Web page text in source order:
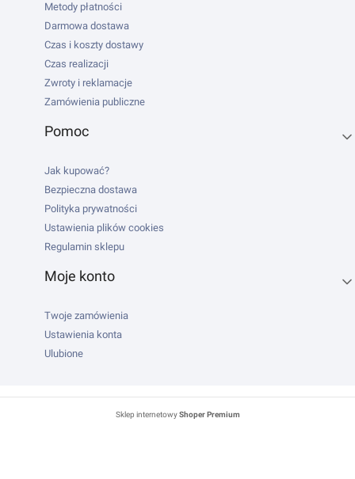
Metody płatności
Darmowa dostawa
Czas i koszty dostawy
Czas realizacji
Zwroty i reklamacje
Zamówienia publiczne
Pomoc
Jak kupować?
Bezpieczna dostawa
Polityka prywatności
Ustawienia plików cookies
Regulamin sklepu
Moje konto
Twoje zamówienia
Ustawienia konta
Ulubione
Sklep internetowyShoper Premium